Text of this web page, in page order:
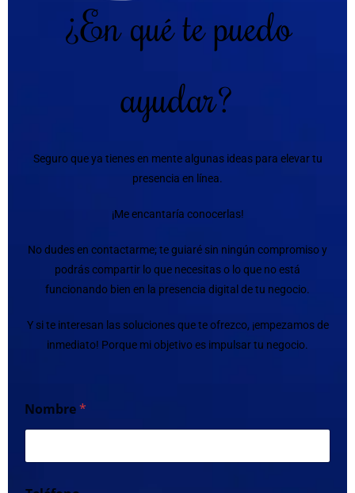
¿En qué te puedo
ayudar?
Seguro que ya tienes en mente algunas ideas para elevar tu
presencia en línea.
¡Me encantaría conocerlas!
No dudes en contactarme; te guiaré sin ningún compromiso y
podrás compartir lo que necesitas o lo que no está
funcionando bien en la presencia digital de tu negocio.
Y si te interesan las soluciones que te ofrezco, ¡empezamos de
inmediato! Porque mi objetivo es impulsar tu negocio.
Nombre*